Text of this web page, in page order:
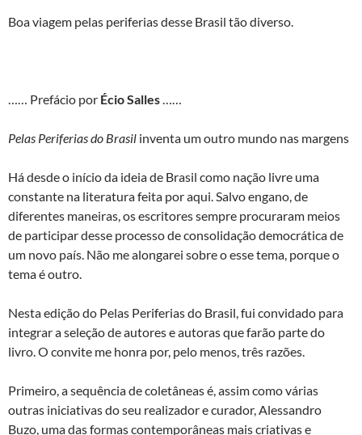
Boa viagem pelas periferias desse Brasil tão diverso.
…… Prefácio por Écio Salles……
Pelas Periferias do Brasil inventa um outro mundo nas margens
Há desde o início da ideia de Brasil como nação livre uma
constante na literatura feita por aqui. Salvo engano, de
diferentes maneiras, os escritores sempre procuraram meios
de participar desse processo de consolidação democrática de
um novo país. Não me alongarei sobre o esse tema, porque o
tema é outro.
Nesta edição do Pelas Periferias do Brasil, fui convidado para
integrar a seleção de autores e autoras que farão parte do
livro. O convite me honra por, pelo menos, três razões.
Primeiro, a sequência de coletâneas é, assim como várias
outras iniciativas do seu realizador e curador, Alessandro
Buzo, uma das formas contemporâneas mais criativas e